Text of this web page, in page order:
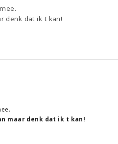
denk dat ik t kan!
maar denk dat ik t kan!